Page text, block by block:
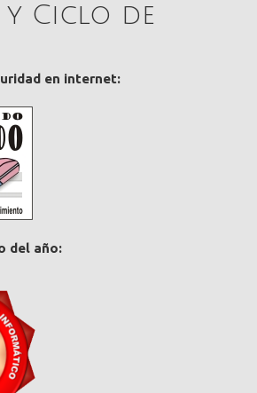
y Ciclo de
en internet:
del año: